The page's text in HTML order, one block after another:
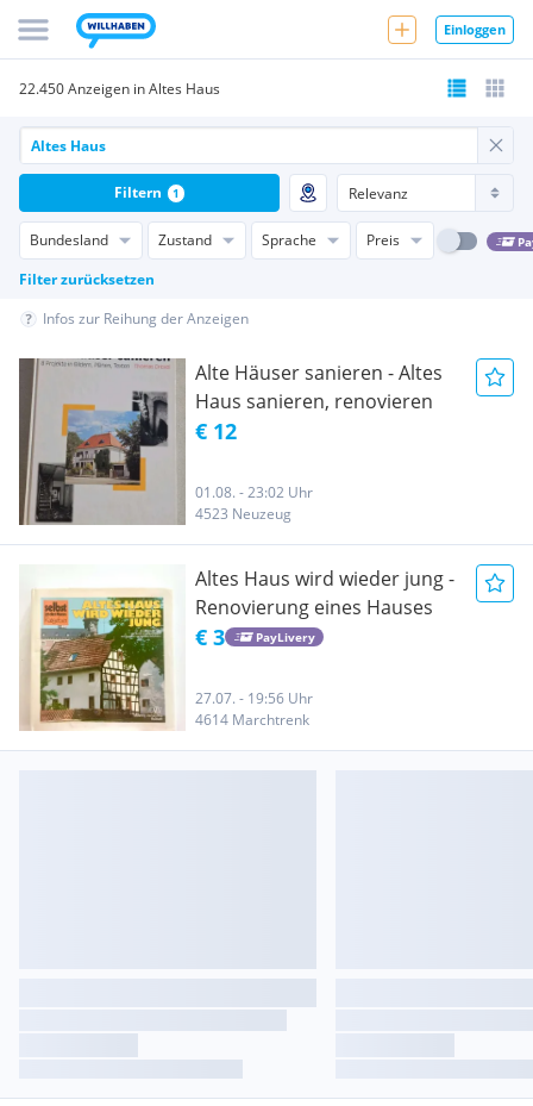
Einloggen
22.450 Anzeigen in Altes Haus
Bundesland Zustand Sprache Preis
Filter zurücksetzen
Filtern 1
Infos zur Reihung der Anzeigen
Alte Häuser sanieren - Altes
Haus sanieren, renovieren
€ 12
01.08. - 23:02 Uhr
4523 Neuzeug
Altes Haus wird wieder jung -
Renovierung eines Hauses
€ 3 PayLivery
27.07. - 19:56 Uhr
4614 Marchtrenk